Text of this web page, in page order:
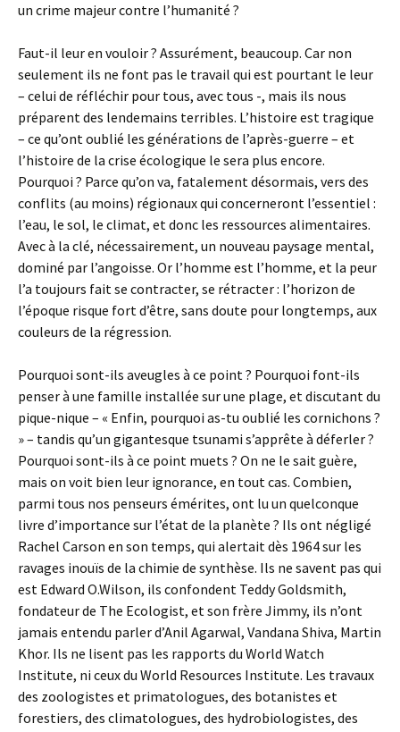
un crime majeur contre l’humanité ?
Faut-il leur en vouloir ? Assurément, beaucoup. Car non
seulement ils ne font pas le travail qui est pourtant le leur
– celui de réfléchir pour tous, avec tous -, mais ils nous
préparent des lendemains terribles. L’histoire est tragique
– ce qu’ont oublié les générations de l’après-guerre – et
l’histoire de la crise écologique le sera plus encore.
Pourquoi ? Parce qu’on va, fatalement désormais, vers des
conflits (au moins) régionaux qui concerneront l’essentiel :
l’eau, le sol, le climat, et donc les ressources alimentaires.
Avec à la clé, nécessairement, un nouveau paysage mental,
dominé par l’angoisse. Or l’homme est l’homme, et la peur
l’a toujours fait se contracter, se rétracter : l’horizon de
l’époque risque fort d’être, sans doute pour longtemps, aux
couleurs de la régression.
Pourquoi sont-ils aveugles à ce point ? Pourquoi font-ils
penser à une famille installée sur une plage, et discutant du
pique-nique – « Enfin, pourquoi as-tu oublié les cornichons ?
» – tandis qu’un gigantesque tsunami s’apprête à déferler ?
Pourquoi sont-ils à ce point muets ? On ne le sait guère,
mais on voit bien leur ignorance, en tout cas. Combien,
parmi tous nos penseurs émérites, ont lu un quelconque
livre d’importance sur l’état de la planète ? Ils ont négligé
Rachel Carson en son temps, qui alertait dès 1964 sur les
ravages inouïs de la chimie de synthèse. Ils ne savent pas qui
est Edward O.Wilson, ils confondent Teddy Goldsmith,
fondateur de The Ecologist, et son frère Jimmy, ils n’ont
jamais entendu parler d’Anil Agarwal, Vandana Shiva, Martin
Khor. Ils ne lisent pas les rapports du World Watch
Institute, ni ceux du World Resources Institute. Les travaux
des zoologistes et primatologues, des botanistes et
forestiers, des climatologues, des hydrobiologistes, des